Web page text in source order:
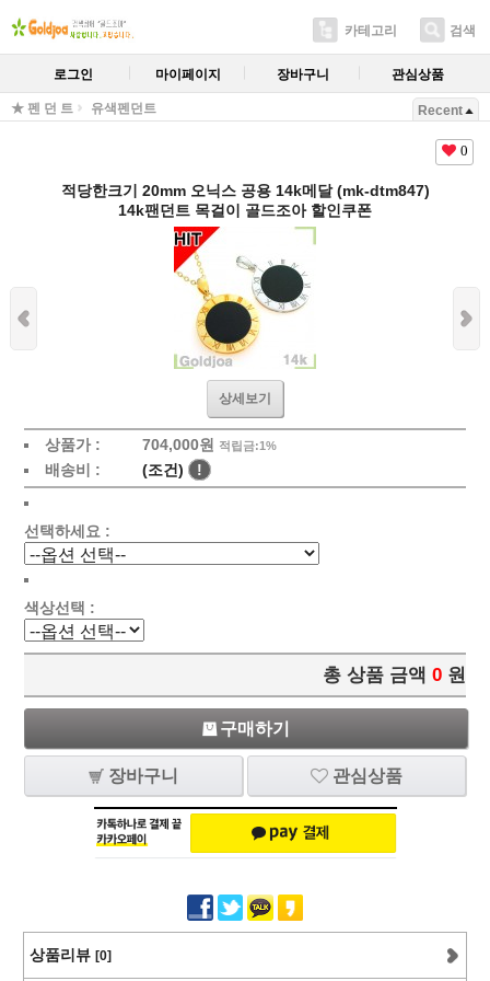
카테고리 검색
로그인 마이페이지 장바구니 관심상품
★ 펜 던 트 유색펜던트 Recent
0
적당한크기 20mm 오닉스 공용 14k메달 (mk-dtm847)
14k팬던트 목걸이 골드조아 할인쿠폰
상세보기
상품가 : 704,000원 적립금:1%
배송비 : (조건) !
선택하세요 :
색상선택 :
총 상품 금액 0 원
구매하기
장바구니 관심상품
상품리뷰 [0]